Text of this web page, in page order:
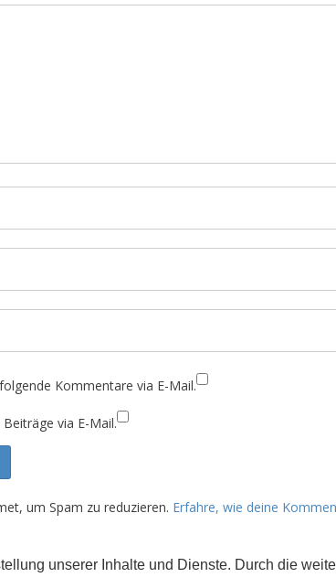
unserer Inhalte und Dienste. Durch die
Kommentare via E-Mail.
via E-Mail.
um Spam zu reduzieren. Erfahre, wie deine